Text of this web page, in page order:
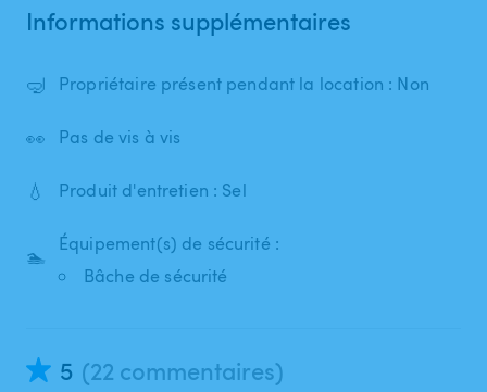
Informations supplémentaires
🤿 Propriétaire présent pendant la location : Non
👀 Pas de vis à vis
💧 Produit d'entretien : Sel
🏊
Équipement(s) de sécurité :
Bâche de sécurité
5 (22 commentaires)